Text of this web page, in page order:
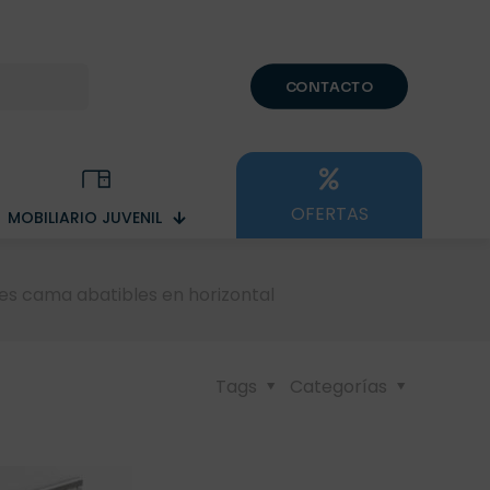
CONTACTO
MOBILIARIO JUVENIL OFERTAS
Categorías
Tags